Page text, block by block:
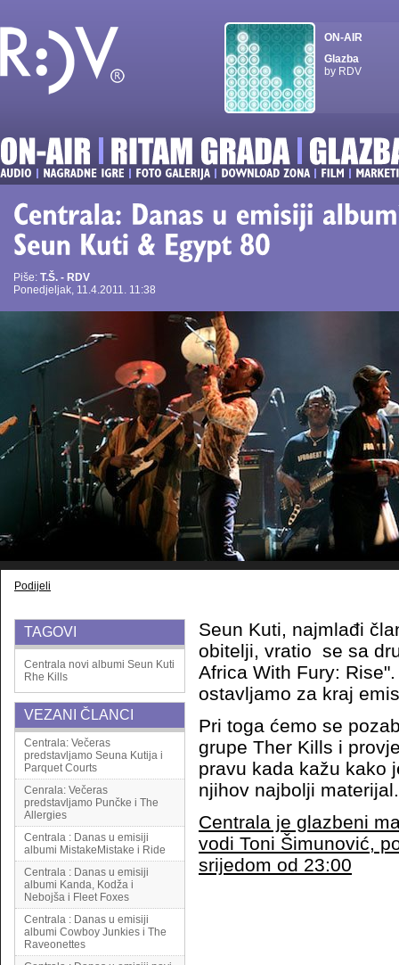
ON-AIR
Glazba
by RDV
Piše: T.Š. - RDV
Ponedjeljak, 11.4.2011. 11:38
Podijeli
TAGOVI
Centrala novi albumi Seun Kuti
Rhe Kills
VEZANI ČLANCI
Centrala: Večeras
predstavljamo Seuna Kutija i
Parquet Courts
Cenrala: Večeras
predstavljamo Punčke i The
Allergies
Centrala : Danas u emisiji
albumi MistakeMistake i Ride
Centrala : Danas u emisiji
albumi Kanda, Kodža i
Nebojša i Fleet Foxes
Centrala : Danas u emisiji
albumi Cowboy Junkies i The
Raveonettes
Seun Kuti, najmlađi
obitelji, vratio se sa
Africa With Fury:
ostavljamo za kraj
Pri toga ćemo se
grupe Ther Kills i
pravu kada kažu kako
njihov najbolji materijal.
Centrala je glazbeni
vodi Toni Šimunović,
srijedom od 23:00